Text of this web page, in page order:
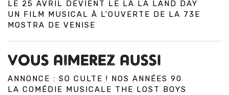
LE 25 AVRIL DEVIENT LE LA LA LAND DAY
UN FILM MUSICAL À L’OUVERTE DE LA 73E
MOSTRA DE VENISE
VOUS AIMEREZ AUSSI
ANNONCE : SO CULTE ! NOS ANNÉES 90
LA COMÉDIE MUSICALE THE LOST BOYS